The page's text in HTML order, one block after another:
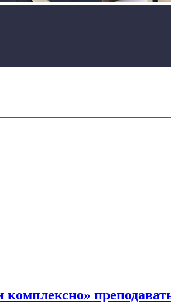
комплексно»